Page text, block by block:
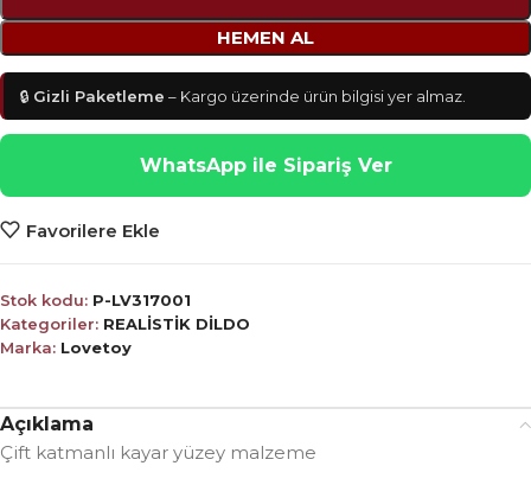
HEMEN AL
🔒 Gizli Paketleme – Kargo üzerinde ürün bilgisi yer almaz.
WhatsApp ile Sipariş Ver
Favorilere Ekle
Stok kodu: P-LV317001
Kategoriler: REALİSTİK DİLDO
Marka: Lovetoy
Açıklama
Çift katmanlı kayar yüzey malzeme